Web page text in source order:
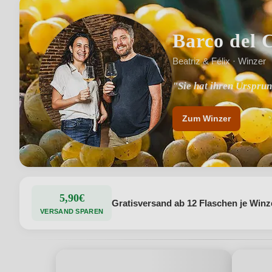
Barco del
Beatriz & Félix · Winzer
"Sie hat ihren
"Sedimentböden aus
Zum Winzer
5,90€
VERSAND SPAREN
Gratisversand ab 12 Flaschen je